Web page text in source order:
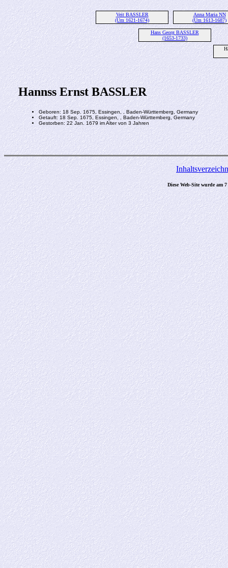
Veit BASSLER
(Um 1621-1674)
Anna Maria NN
(Um 1613-1687)
Hans Georg BASSLER
(1653-1733)
Hannss Ernst BASSLER
Geboren: 18 Sep. 1675, Essingen, , Baden-Württemberg, Germany
Getauft: 18 Sep. 1675, Essingen, , Baden-Württemberg, Germany
Gestorben: 22 Jan. 1679 im Alter von 3 Jahren
Diese Web-Site wurde am